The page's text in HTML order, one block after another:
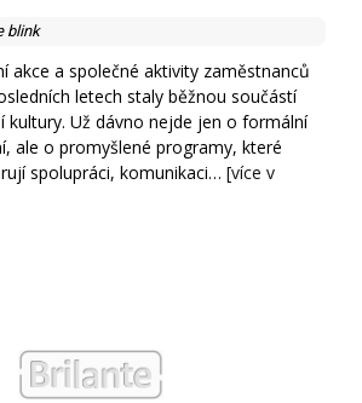
blink
akce a společné aktivity zaměstnanců
letech staly běžnou součástí
kultury. Už dávno nejde jen o formální
ale o promyšlené programy, které
spolupráci, komunikaci… [více v